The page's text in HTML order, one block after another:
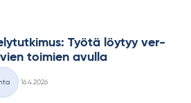
Työtä löy­tyy ver­
toi­mien avulla
16.4.2026